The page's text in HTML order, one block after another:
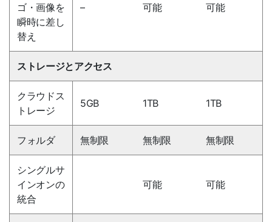
ゴ・画像を
瞬時に差し
替え
– 可能 可能
ストレージとアクセス
クラウドス
トレージ
5GB 1TB 1TB
フォルダ 無制限 無制限 無制限
シングルサ
インオンの
統合
可能 可能